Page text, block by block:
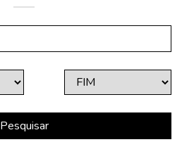
Pesquisar